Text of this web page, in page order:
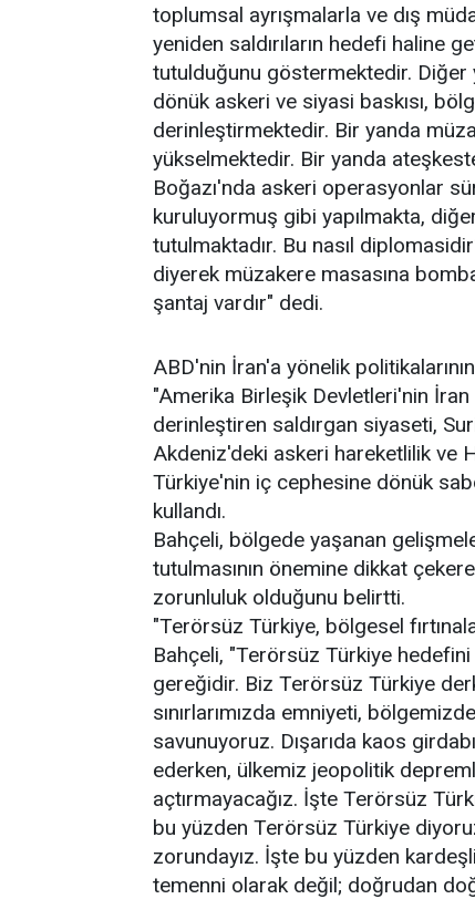
toplumsal ayrışmalarla ve dış
yeniden saldırıların hedefi haline
tutulduğunu göstermektedir. Diğer
dönük askeri ve siyasi baskısı,
derinleştirmektedir. Bir yanda
yükselmektedir. Bir yanda
Boğazı'nda askeri operasyonlar
kuruluyormuş gibi yapılmakta,
tutulmaktadır. Bu nasıl
diyerek müzakere masasına
şantaj vardır" dedi.
ABD'nin İran'a yönelik
"Amerika Birleşik Devletleri'nin
derinleştiren saldırgan siyaseti,
Akdeniz'deki askeri hareketlilik ve
Türkiye'nin iç cephesine dönük
kullandı.
Bahçeli, bölgede yaşanan
tutulmasının önemine dikkat
zorunluluk olduğunu belirtti.
"Terörsüz Türkiye, bölgesel
Bahçeli, "Terörsüz Türkiye hedefini
gereğidir. Biz Terörsüz Türkiye
sınırlarımızda emniyeti,
savunuyoruz. Dışarıda kaos
ederken, ülkemiz jeopolitik
açtırmayacağız. İşte Terörsüz
bu yüzden Terörsüz Türkiye
zorundayız. İşte bu yüzden
temenni olarak değil; doğrudan